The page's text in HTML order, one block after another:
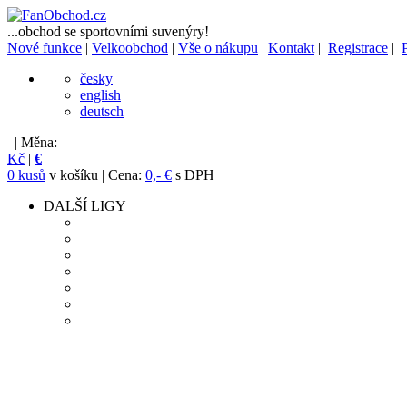
...obchod se sportovními suvenýry!
Nové funkce | Velkoobchod | Vše o nákupu | Kontakt | Registrace |
česky
english
deutsch
| Měna:
Kč | €
0 kusů v košíku | Cena: 0,- € s DPH
DALŠÍ LIGY